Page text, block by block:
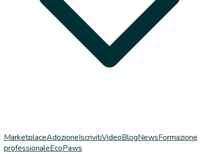
MarketplaceAdozioneIscrivitiVideoBlogNewsFormazione
professionaleEcoPaws